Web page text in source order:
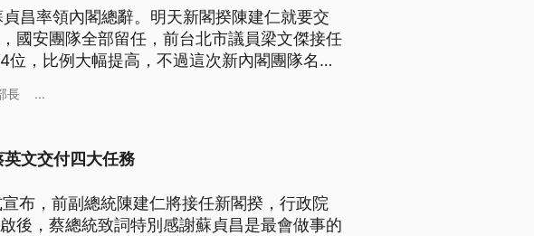
昌率領內閣總辭。明天新閣揆陳建仁就要交
國安團隊全部留任，前台北市議員梁文傑接任
，比例大幅提高，不過這次新內閣團隊名單
長 ...
文交付四大任務
布，前副總統陳建仁將接任新閣揆，行政院
後，蔡總統致詞特別感謝蘇貞昌是最會做事的